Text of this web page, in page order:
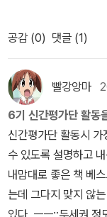
알게 해요.공부할 것
고 놀이도 즐길 줄 아
지 않고공부의주체가
그리고 1등이 중요한
게되는 계미형처럼 우
각도 가져보았어요./
<쫑나지 않는 해충이
과 함께 살아온 인간
는 일화와 역사적인
마~ 하는 당황스럽기
한 사람인지, 올곧은
지만, 사람보다 더 따
히 주관적일 수 있다
아가는 우리는 지금의
모른다. 그러나 사람
모습은 객관적으로
통해서 객관적으로 인
딘 6기 유아 분야 신
레 계미형>이 책에서
간에 집중해야 하는
래서 며칠에 나누어
만, 저에게는 참 힘들
중 내맘대로 좋은 책
틱 아이밥상3위 - 착
노력벌레 계미형5위
에 남는 책속에서 한
로 돌아가기 전에 한
고 생각하지 않아, 루
건 전혀 다른 거란다
록 도와주었던 책이
공감 (0) 댓글 (1)
빨강앙마
6기 신간평가단 활동
신간평가단 활동시
수 있도록 설명하고
내맘대로 좋은 책 베
는데 그다지 맞지 않